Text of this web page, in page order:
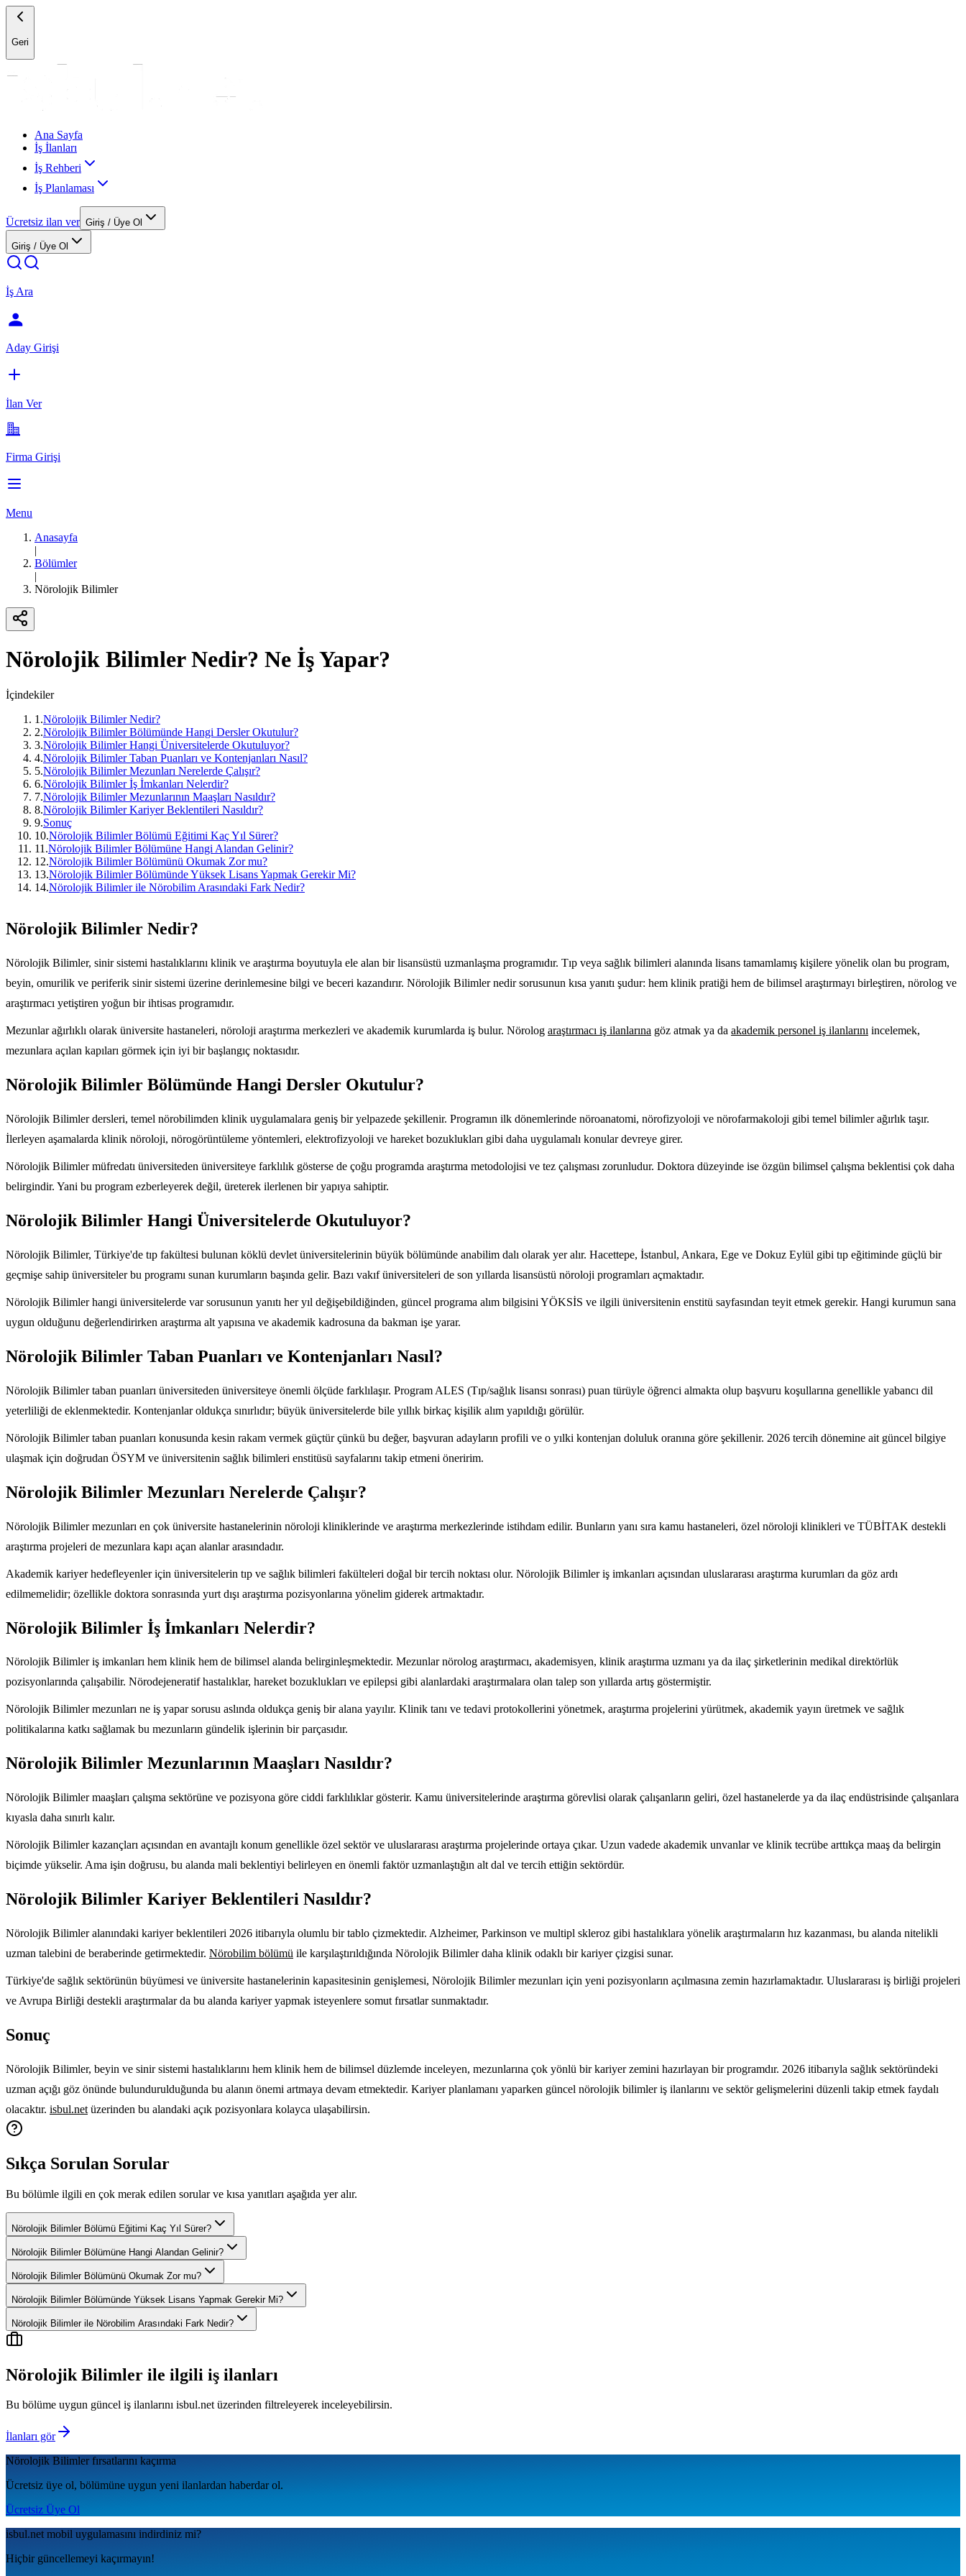
Geri
Ana Sayfa
İş İlanları
İş Rehberi
İş Planlaması
Ücretsiz ilan ver Giriş / Üye Ol
Giriş / Üye Ol
İş Ara
Aday Girişi
İlan Ver
Firma Girişi
Menu
Anasayfa
|
Bölümler
|
Nörolojik Bilimler
Nörolojik BilimlerNedir? Ne İş Yapar?
İçindekiler
1 .Nörolojik Bilimler Nedir?
2.Nörolojik Bilimler Bölümünde Hangi Dersler Okutulur?
3.Nörolojik Bilimler Hangi Üniversitelerde Okutuluyor?
4.Nörolojik Bilimler Taban Puanları ve Kontenjanları Nasıl?
5.Nörolojik Bilimler Mezunları Nerelerde Çalışır?
6.Nörolojik Bilimler İş İmkanları Nelerdir?
7.Nörolojik Bilimler Mezunlarının Maaşları Nasıldır?
8.Nörolojik Bilimler Kariyer Beklentileri Nasıldır?
9.Sonuç
10.Nörolojik Bilimler Bölümü Eğitimi Kaç Yıl Sürer?
11 .Nörolojik Bilimler Bölümüne Hangi Alandan Gelinir?
12.Nörolojik Bilimler Bölümünü Okumak Zor mu?
13.Nörolojik Bilimler Bölümünde Yüksek Lisans Yapmak Gerekir Mi?
14.Nörolojik Bilimler ile Nörobilim Arasındaki Fark Nedir?
Nörolojik Bilimler Nedir?
Nörolojik Bilimler, sinir sistemi hastalıklarını klinik ve araştırma boyutuyla ele alan bir lisansüstü uzmanlaşma programıdır. Tıp veya sağlık bilimleri alanında lisans tamamlamış kişilere yönelik olan bu program,
beyin, omurilik ve periferik sinir sistemi üzerine derinlemesine bilgi ve beceri kazandırır. Nörolojik Bilimler nedir sorusunun kısa yanıtı şudur: hem klinik pratiği hem de bilimsel araştırmayı birleştiren, nörolog ve
araştırmacı yetiştiren yoğun bir ihtisas programıdır.
Mezunlar ağırlıklı olarak üniversite hastaneleri, nöroloji araştırma merkezleri ve akademik kurumlarda iş bulur. Nörolog araştırmacı iş ilanlarına göz atmak ya da akademik personel iş ilanlarını incelemek,
mezunlara açılan kapıları görmek için iyi bir başlangıç noktasıdır.
Nörolojik Bilimler Bölümünde Hangi Dersler Okutulur?
Nörolojik Bilimler dersleri, temel nörobilimden klinik uygulamalara geniş bir yelpazede şekillenir. Programın ilk dönemlerinde nöroanatomi, nörofizyoloji ve nörofarmakoloji gibi temel bilimler ağırlık taşır.
İlerleyen aşamalarda klinik nöroloji, nörogörüntüleme yöntemleri, elektrofizyoloji ve hareket bozuklukları gibi daha uygulamalı konular devreye girer.
Nörolojik Bilimler müfredatı üniversiteden üniversiteye farklılık gösterse de çoğu programda araştırma metodolojisi ve tez çalışması zorunludur. Doktora düzeyinde ise özgün bilimsel çalışma beklentisi çok daha
belirgindir. Yani bu program ezberleyerek değil, üreterek ilerlenen bir yapıya sahiptir.
Nörolojik Bilimler Hangi Üniversitelerde Okutuluyor?
Nörolojik Bilimler, Türkiye'de tıp fakültesi bulunan köklü devlet üniversitelerinin büyük bölümünde anabilim dalı olarak yer alır. Hacettepe, İstanbul, Ankara, Ege ve Dokuz Eylül gibi tıp eğitiminde güçlü bir
geçmişe sahip üniversiteler bu programı sunan kurumların başında gelir. Bazı vakıf üniversiteleri de son yıllarda lisansüstü nöroloji programları açmaktadır.
Nörolojik Bilimler hangi üniversitelerde var sorusunun yanıtı her yıl değişebildiğinden, güncel programa alım bilgisini YÖKSİS ve ilgili üniversitenin enstitü sayfasından teyit etmek gerekir. Hangi kurumun sana
uygun olduğunu değerlendirirken araştırma alt yapısına ve akademik kadrosuna da bakman işe yarar.
Nörolojik Bilimler Taban Puanları ve Kontenjanları Nasıl?
Nörolojik Bilimler taban puanları üniversiteden üniversiteye önemli ölçüde farklılaşır. Program ALES (Tıp/sağlık lisansı sonrası) puan türüyle öğrenci almakta olup başvuru koşullarına genellikle yabancı dil
yeterliliği de eklenmektedir. Kontenjanlar oldukça sınırlıdır; büyük üniversitelerde bile yıllık birkaç kişilik alım yapıldığı görülür.
Nörolojik Bilimler taban puanları konusunda kesin rakam vermek güçtür çünkü bu değer, başvuran adayların profili ve o yılki kontenjan doluluk oranına göre şekillenir. 2026 tercih dönemine ait güncel bilgiye
ulaşmak için doğrudan ÖSYM ve üniversitenin sağlık bilimleri enstitüsü sayfalarını takip etmeni öneririm.
Nörolojik Bilimler Mezunları Nerelerde Çalışır?
Nörolojik Bilimler mezunları en çok üniversite hastanelerinin nöroloji kliniklerinde ve araştırma merkezlerinde istihdam edilir. Bunların yanı sıra kamu hastaneleri, özel nöroloji klinikleri ve TÜBİTAK destekli
araştırma projeleri de mezunlara kapı açan alanlar arasındadır.
Akademik kariyer hedefleyenler için üniversitelerin tıp ve sağlık bilimleri fakülteleri doğal bir tercih noktası olur. Nörolojik Bilimler iş imkanları açısından uluslararası araştırma kurumları da göz ardı
edilmemelidir; özellikle doktora sonrasında yurt dışı araştırma pozisyonlarına yönelim giderek artmaktadır.
Nörolojik Bilimler İş İmkanları Nelerdir?
Nörolojik Bilimler iş imkanları hem klinik hem de bilimsel alanda belirginleşmektedir. Mezunlar nörolog araştırmacı, akademisyen, klinik araştırma uzmanı ya da ilaç şirketlerinin medikal direktörlük
pozisyonlarında çalışabilir. Nörodejeneratif hastalıklar, hareket bozuklukları ve epilepsi gibi alanlardaki araştırmalara olan talep son yıllarda artış göstermiştir.
Nörolojik Bilimler mezunları ne iş yapar sorusu aslında oldukça geniş bir alana yayılır. Klinik tanı ve tedavi protokollerini yönetmek, araştırma projelerini yürütmek, akademik yayın üretmek ve sağlık
politikalarına katkı sağlamak bu mezunların gündelik işlerinin bir parçasıdır.
Nörolojik Bilimler Mezunlarının Maaşları Nasıldır?
Nörolojik Bilimler maaşları çalışma sektörüne ve pozisyona göre ciddi farklılıklar gösterir. Kamu üniversitelerinde araştırma görevlisi olarak çalışanların geliri, özel hastanelerde ya da ilaç endüstrisinde çalışanlara
kıyasla daha sınırlı kalır.
Nörolojik Bilimler kazançları açısından en avantajlı konum genellikle özel sektör ve uluslararası araştırma projelerinde ortaya çıkar. Uzun vadede akademik unvanlar ve klinik tecrübe arttıkça maaş da belirgin
biçimde yükselir. Ama işin doğrusu, bu alanda mali beklentiyi belirleyen en önemli faktör uzmanlaştığın alt dal ve tercih ettiğin sektördür.
Nörolojik Bilimler Kariyer Beklentileri Nasıldır?
Nörolojik Bilimler alanındaki kariyer beklentileri 2026 itibarıyla olumlu bir tablo çizmektedir. Alzheimer, Parkinson ve multipl skleroz gibi hastalıklara yönelik araştırmaların hız kazanması, bu alanda nitelikli
uzman talebini de beraberinde getirmektedir. Nörobilim bölümü ile karşılaştırıldığında Nörolojik Bilimler daha klinik odaklı bir kariyer çizgisi sunar.
Türkiye'de sağlık sektörünün büyümesi ve üniversite hastanelerinin kapasitesinin genişlemesi, Nörolojik Bilimler mezunları için yeni pozisyonların açılmasına zemin hazırlamaktadır. Uluslararası iş birliği projeleri
ve Avrupa Birliği destekli araştırmalar da bu alanda kariyer yapmak isteyenlere somut fırsatlar sunmaktadır.
Sonuç
Nörolojik Bilimler, beyin ve sinir sistemi hastalıklarını hem klinik hem de bilimsel düzlemde inceleyen, mezunlarına çok yönlü bir kariyer zemini hazırlayan bir programdır. 2026 itibarıyla sağlık sektöründeki
uzman açığı göz önünde bulundurulduğunda bu alanın önemi artmaya devam etmektedir. Kariyer planlamanı yaparken güncel nörolojik bilimler iş ilanlarını ve sektör gelişmelerini düzenli takip etmek faydalı
olacaktır. isbul.net üzerinden bu alandaki açık pozisyonlara kolayca ulaşabilirsin.
Sıkça Sorulan Sorular
Bu bölümle ilgili en çok merak edilen sorular ve kısa yanıtları aşağıda yer alır.
Nörolojik Bilimler Bölümü Eğitimi Kaç Yıl Sürer?
Nörolojik Bilimler Bölümüne Hangi Alandan Gelinir?
Nörolojik Bilimler Bölümünü Okumak Zor mu?
Nörolojik Bilimler Bölümünde Yüksek Lisans Yapmak Gerekir Mi?
Nörolojik Bilimler ile Nörobilim Arasındaki Fark Nedir?
Nörolojik Bilimler ile ilgili iş ilanları
Bu bölüme uygun güncel iş ilanlarını isbul.net üzerinden filtreleyerek inceleyebilirsin.
İlanları gör
Nörolojik Bilimlerfırsatlarını kaçırma
Ücretsiz üye ol, bölümüne uygun yeni ilanlardan haberdar ol.
Ücretsiz Üye Ol
isbul.netmobil uygulamаsını indirdiniz mi?
Hiçbir güncellemeyi kaçırmayın!